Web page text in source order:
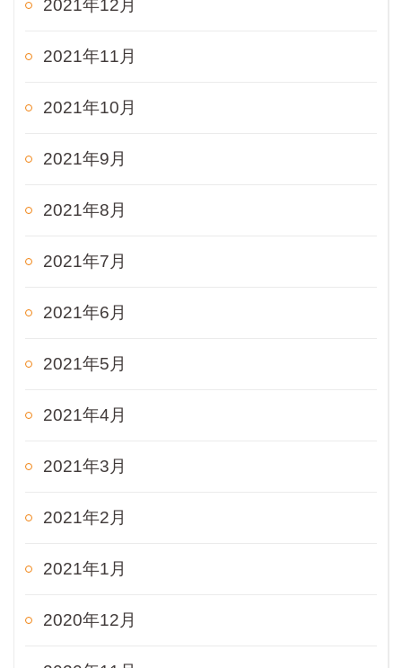
2021年12月
2021年11月
2021年10月
2021年9月
2021年8月
2021年7月
2021年6月
2021年5月
2021年4月
2021年3月
2021年2月
2021年1月
2020年12月